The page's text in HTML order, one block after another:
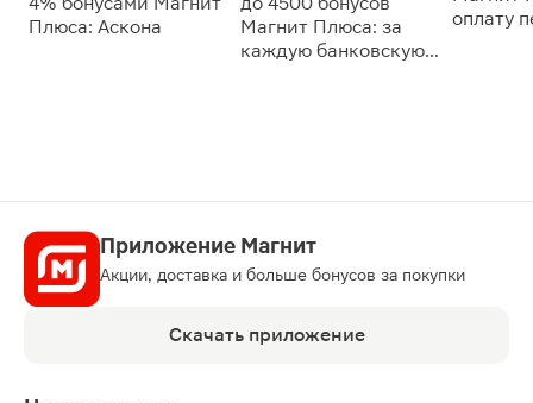
Плюса: Аскона
Магнит Плюса: за
каждую банковскую
оплату
Приложение Магнит
Акции, доставка и больше бонусов за покупки
Скачать приложение